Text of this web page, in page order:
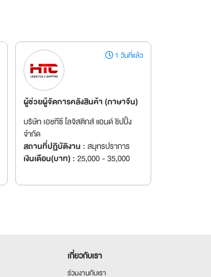
1 วันที่แล้ว
ผู้ช่วยผู้จัดการคลังสินค้า (ภาษาจีน)
บริษัท เอชทีซี โลจิสติกส์ แอนด์ ชิปปิ้ง
จำกัด
สถานที่ปฏิบัติงาน :สมุทรปราการ
เงินเดือน(บาท) :25,000 - 35,000
เกี่ยวกับเรา
ร่วมงานกับเรา